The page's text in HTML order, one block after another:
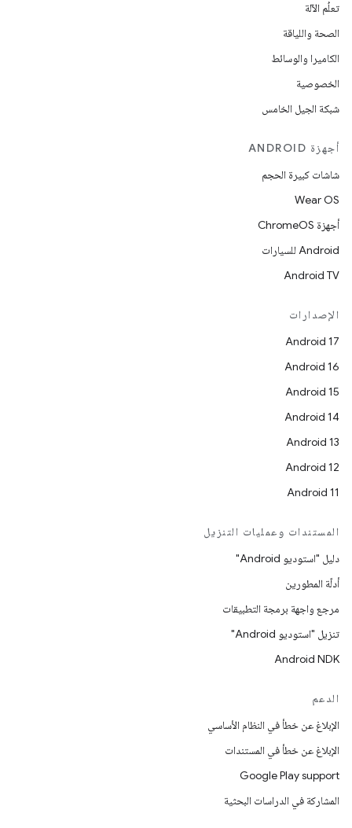
تعلُم الآلة
الصحة واللياقة
الكاميرا والوسائط
الخصوصية
شبكة الجيل الخامس
أجهزة ANDROID
شاشات كبيرة الحجم
Wear OS
أجهزة ChromeOS
Android للسيارات
Android TV
الإصدارات
Android 17
Android 16
Android 15
Android 14
Android 13
Android 12
Android 11
المستندات وعمليات التنزيل
دليل "استوديو Android"
أدلّة المطورين
مرجع واجهة برمجة التطبيقات
تنزيل "استوديو Android"
Android NDK
الدعم
الإبلاغ عن خطأ في النظام الأساسي
الإبلاغ عن خطأ في المستندات
Google Play support
المشاركة في الدراسات البحثية